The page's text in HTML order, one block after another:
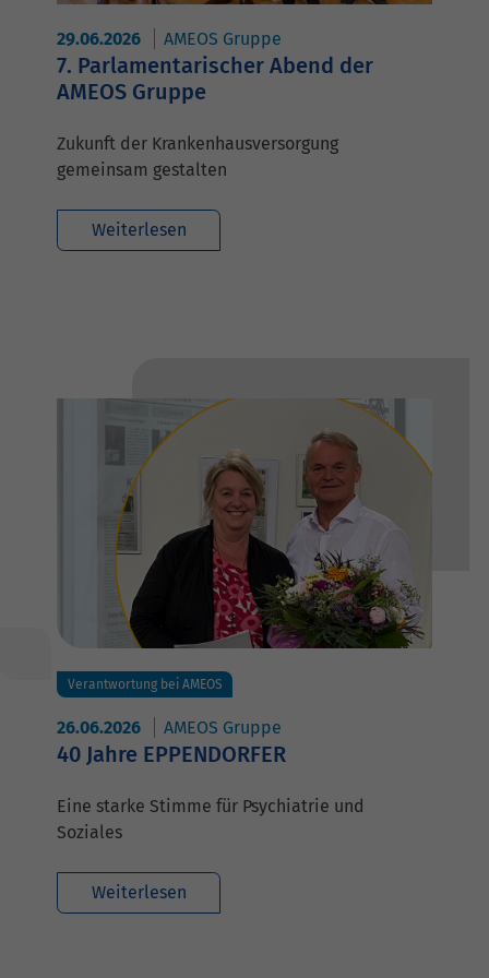
29.06.2026 AMEOS Gruppe
7. Parlamentarischer Abend der
AMEOS Gruppe
Zukunft der Krankenhausversorgung
gemeinsam gestalten
Weiterlesen
Verantwortung bei AMEOS
26.06.2026 AMEOS Gruppe
40 Jahre EPPENDORFER
Eine starke Stimme für Psychiatrie und
Soziales
Weiterlesen